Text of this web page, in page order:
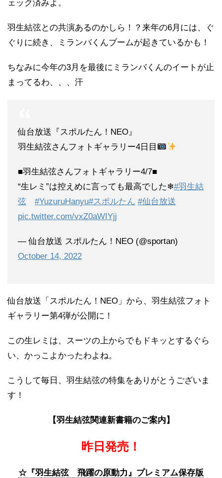
ェック済みよ。
羽生結弦との共演あるのかしら！？来年の6月には、ぐ
ぐりに続き、ミランバくんブームが起きているかも！
ちなみに今年の3月を最後にミランバくんのイートが止
まってるわ、、、汗
仙台放送『スポルたん！NEO』
羽生結弦さんフォトギャラリー4日目
■羽生結弦さんフォトギャラリー4/7■
“生レミ”は控えめに言っても最高でした❄#羽生結
弦
#YuzuruHanyu#スポルたん #仙台放送
pic.twitter.com/vxZ0aWIYjj
— 仙台放送 スポルたん！NEO (@sportan)
October 14, 2022
仙台放送「スポルたん！NEO」から、羽生結弦フォト
ギャラリー第4弾が公開に！
この生レミは、スーツの上からでもドキッとするぐら
い、かっこよかったわよね。
こうして毎日、羽生結弦の特集をありがとうございま
す！
【羽生結弦関連新書籍のご案内】
昨日発売！
☆『羽生結弦 飛躍の原動力』プレミアム保存版